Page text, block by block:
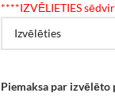
****IZVĒLIETIES
Piemaksa par izvēlēto